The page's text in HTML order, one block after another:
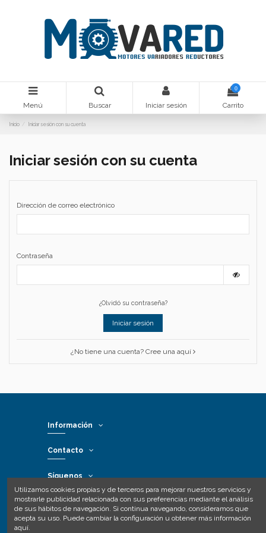
Menú Buscar Iniciar sesión
0
Carrito
Inicio Iniciar sesión con su cuenta
Iniciar sesión con su cuenta
Dirección de correo electrónico
Contraseña
¿Olvidó su contraseña?
Iniciar sesión
¿No tiene una cuenta? Cree una aquí
Información
Contacto
Síguenos
Formas de pago
Utilizamos cookies propias y de terceros para mejorar nuestros servicios y
mostrarle publicidad relacionada con sus preferencias mediante el análisis
de sus hábitos de navegación. Si continua navegando, consideramos que
acepta su uso. Puede cambiar la configuración u obtener más información
aquí.